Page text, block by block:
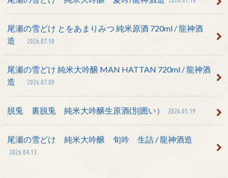
尾瀬の雪どけ とをあまりみつ 純米原酒 720ml / 龍神酒
造
2026.07.10
尾瀬の雪どけ 純米大吟醸 MAN HATTAN 720ml / 龍神酒
造
2026.07.09
脱兎 裏脱兎 純米大吟醸生原酒(別囲い） 2026.05.19
尾瀬の雪どけ 純米大吟醸 旬吟 生詰 / 龍神酒造
2026.04.13